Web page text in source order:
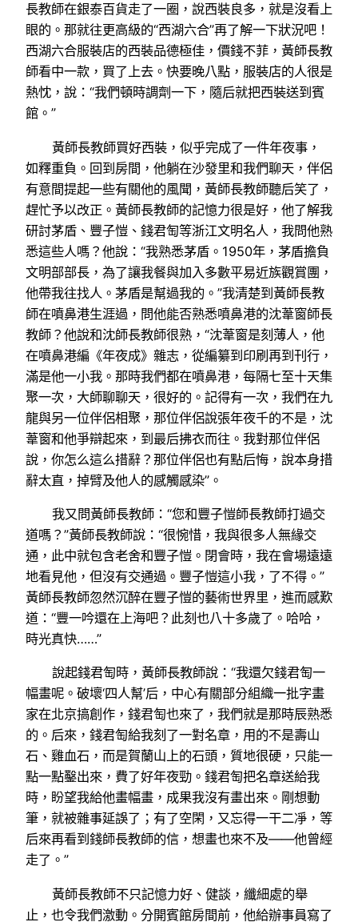
長教師在銀泰百貨走了一圈，說西裝良多，就是沒看上
眼的。那就往更高級的“西湖六合”再了解一下狀況吧！
西湖六合服裝店的西裝品德極佳，價錢不菲，黃師長教
師看中一款，買了上去。快要晚八點，服裝店的人很是
熱忱，說：“我們頓時調劑一下，隨后就把西裝送到賓
館。”
黃師長教師買好西裝，似乎完成了一件年夜事，
如釋重負。回到房間，他躺在沙發里和我們聊天，伴侶
有意間提起一些有關他的風聞，黃師長教師聽后笑了，
趕忙予以改正。黃師長教師的記憶力很是好，他了解我
研討茅盾、豐子愷、錢君匋等浙江文明名人，我問他熟
悉這些人嗎？他說：“我熟悉茅盾。1950年，茅盾擔負
文明部部長，為了讓我餐與加入多數平易近族觀賞團，
他帶我往找人。茅盾是幫過我的。”我清楚到黃師長教
師在噴鼻港生涯過，問他能否熟悉噴鼻港的沈葦窗師長
教師？他說和沈師長教師很熟，“沈葦窗是刻薄人，他
在噴鼻港編《年夜成》雜志，從編纂到印刷再到刊行，
滿是他一小我。那時我們都在噴鼻港，每隔七至十天集
聚一次，大師聊聊天，很好的。記得有一次，我們在九
龍與另一位伴侶相聚，那位伴侶說張年夜千的不是，沈
葦窗和他爭辯起來，到最后拂衣而往。我對那位伴侶
說，你怎么這么措辭？那位伴侶也有點后悔，說本身措
辭太直，掉臂及他人的感觸感染”。
我又問黃師長教師：“您和豐子愷師長教師打過交
道嗎？”黃師長教師說：“很惋惜，我與很多人無緣交
通，此中就包含老舍和豐子愷。閉會時，我在會場遠遠
地看見他，但沒有交通過。豐子愷這小我，了不得。”
黃師長教師忽然沉醉在豐子愷的藝術世界里，進而感歎
道：“豐一吟還在上海吧？此刻也八十多歲了。哈哈，
時光真快……”
說起錢君匋時，黃師長教師說：“我還欠錢君匋一
幅畫呢。破壞‘四人幫’后，中心有關部分組織一批字畫
家在北京搞創作，錢君匋也來了，我們就是那時辰熟悉
的。后來，錢君匋給我刻了一對名章，用的不是壽山
石、雞血石，而是賀蘭山上的石頭，質地很硬，只能一
點一點鑿出來，費了好年夜勁。錢君匋把名章送給我
時，盼望我給他畫幅畫，成果我沒有畫出來。剛想動
筆，就被雜事延誤了；有了空閑，又忘得一干二凈，等
后來再看到錢師長教師的信，想畫也來不及——他曾經
走了。”
黃師長教師不只記憶力好、健談，纖細處的舉
止，也令我們激動。分開賓館房間前，他給辦事員寫了